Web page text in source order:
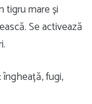
tigru mare și
Se activează
fugi,